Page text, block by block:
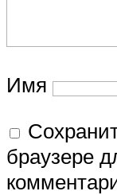
Имя
браузере